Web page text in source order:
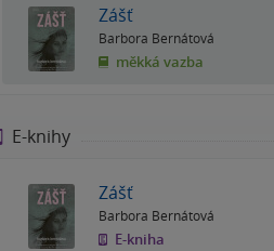
Zášť
Barbora Bernátová
měkká vazba
E-knihy
Zášť
Barbora Bernátová
E-kniha